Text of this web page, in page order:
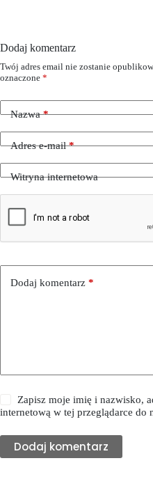
Dodaj komentarz
Twój adres email nie zostanie
oznaczone *
Nazwa*
Adres e-mail*
Witryna internetowa
Dodaj komentarz *
Zapisz moje imię i nazwisko,
internetową w tej przeglądarce do
Dodaj komentarz